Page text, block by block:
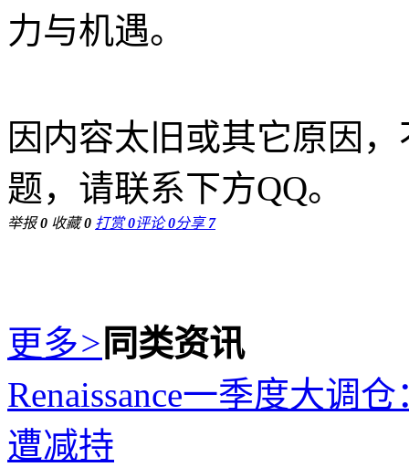
力与机遇。
因内容太旧或其它原因
题，请联系下方QQ。
举报0 收藏0 打赏0评论0分享7
更多> 同类资讯
Renaissance一季度大调
遭减持